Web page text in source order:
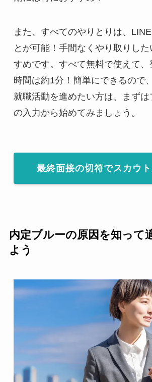
また、すべてのやりとりは、
とが可能！手間なくやり取りし
すめです。すべて無料で使えて、
時間は約1分！簡単にできるので
就職活動を進めたい方は、まず
の入力から始めてみましょう。
最終面接の切符でスカウト
内定ブルーの原因を知って
よう